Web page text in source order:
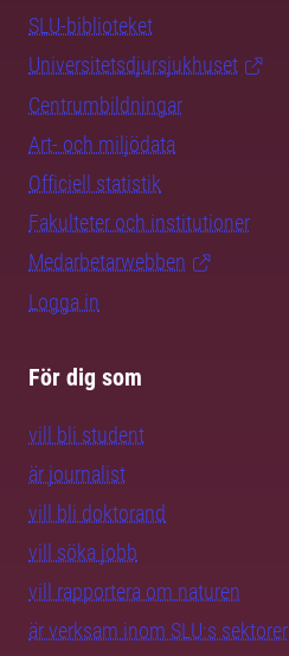
SLU-biblioteket
Universitetsdjursjukhuset
Centrumbildningar
Art- och miljödata
Officiell statistik
Fakulteter och institutioner
Medarbetarwebben
Logga in
För dig som
vill bli student
är journalist
vill bli doktorand
vill söka jobb
vill rapportera om naturen
är verksam inom SLU:s sektorer